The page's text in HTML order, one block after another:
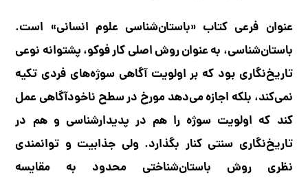
عنوان فرعی کتاب «باستان‌شناسی علوم انسانی» است.
باستان‌شناسی، به عنوان روش اصلی کار فوکو، پشتوانه نوعی
تاریخ‌نگاری بود که بر اولویت آگاهی سوژه‌های فردی تکیه
نمی‌کند، بلکه اجازه می‌دهد مورخ در سطح ناخودآگاهی عمل
کند که اولویت سوژه را هم در پدیدارشناسی و هم در
تاریخ‌نگاری سنتی کنار بگذارد. ولی جذابیت و توانمندی
نظری روش باستان‌شناختی محدود به مقایسه